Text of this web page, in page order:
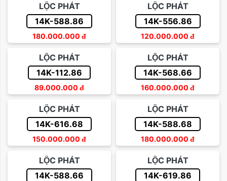
LỘC PHÁT
14K-588.86
180.000.000 đ
LỘC PHÁT
14K-556.86
120.000.000 đ
LỘC PHÁT
14K-112.86
89.000.000 đ
LỘC PHÁT
14K-568.66
160.000.000 đ
LỘC PHÁT
14K-616.68
150.000.000 đ
LỘC PHÁT
14K-588.68
180.000.000 đ
LỘC PHÁT
14K-588.66
LỘC PHÁT
14K-619.86